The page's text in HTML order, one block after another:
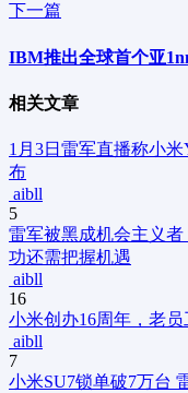
下一篇
IBM推出全球首个亚
相关文章
1月3日雷军直播称小
布
aibll
5
雷军被黑成机会主义
功还需把握机遇
aibll
16
小米创办16周年，老
aibll
7
小米SU7锁单破7万台